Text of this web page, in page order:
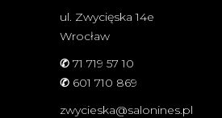
ul. Zwycięska 14e
Wrocław
✆ 71 719 57 10
✆ 601 710 869
zwycieska@salonines.pl